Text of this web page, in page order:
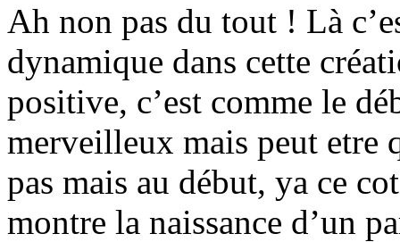
Ah non pas du tout ! Là
dynamique dans cette
positive, c’est comme le
merveilleux mais peut etre
pas mais au début, ya ce
montre la naissance d’un